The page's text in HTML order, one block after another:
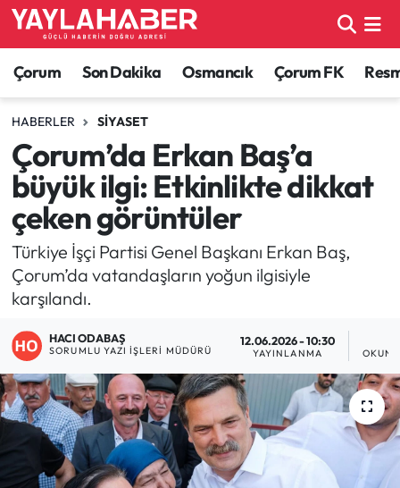
Çorum Son Dakika Osmancık Çorum FK
HABERLER SIYASET
Çorum’da Erkan Baş’a
büyük ilgi: Etkinlikte dikkat
çeken görüntüler
Türkiye İşçi Partisi Genel Başkanı Erkan Baş,
Çorum’da vatandaşların yoğun ilgisiyle
karşılandı.
HACI ODABAŞ
SORUMLU YAZI İŞLERI MÜDÜRÜ
12.06.2026 - 10:30
YAYINLANMA
Alaca Haberleri
Bayat Haberleri
Bilgi - Keşfet Haberleri
Bilim ve Teknoloji
Boğazkale Haberleri
Çorum Haberleri
Çorum Son Dakika Haberleri
Dodurga Haberleri
Eğitim
Ekonomi
Çorum Nöbetçi Eczaneler
Çorum Hava Durumu
Çorum Namaz Vakitleri
Çorum Trafik Yoğunluk Haritası
TFF 1.Lig Puan Durumu ve Fikstür
Tüm Manşetler
Son Dakika Haberleri
Haber Arşivi